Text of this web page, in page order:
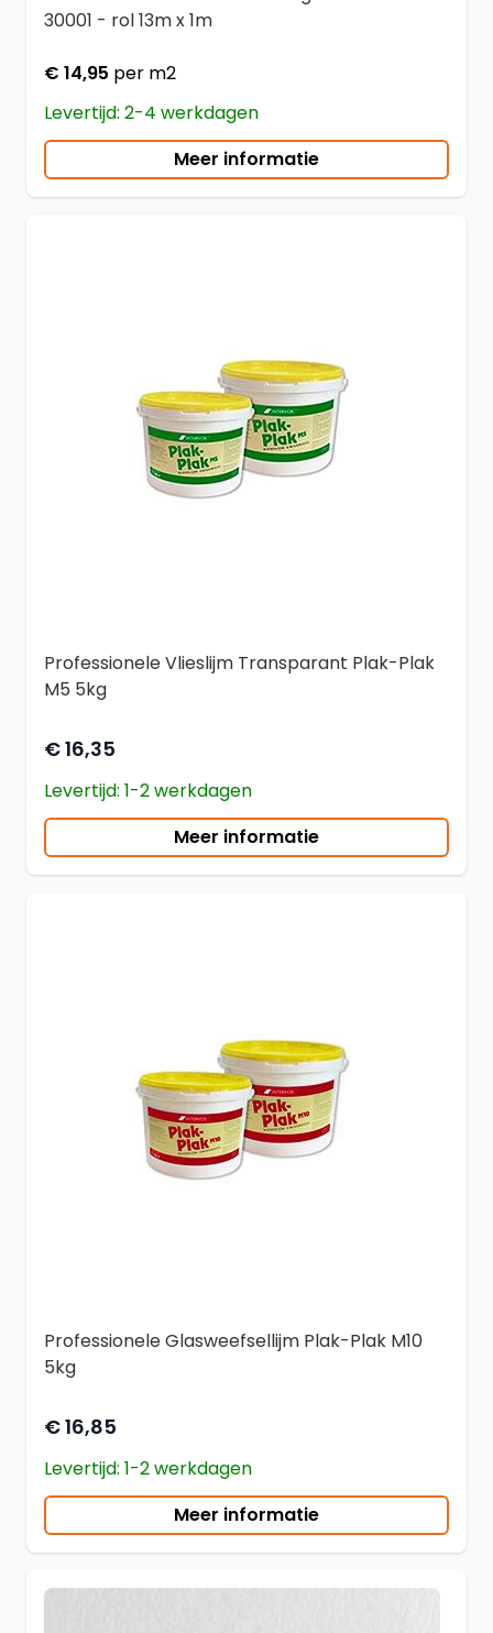
30001 - rol 13m x 1m
€ 14,95 per m2
Levertijd: 2-4 werkdagen
Meer informatie
Professionele Vlieslijm Transparant Plak-Plak
M5 5kg
€ 16,35
Levertijd: 1-2 werkdagen
Meer informatie
Professionele Glasweefsellijm Plak-Plak M10
5kg
€ 16,85
Levertijd: 1-2 werkdagen
Meer informatie